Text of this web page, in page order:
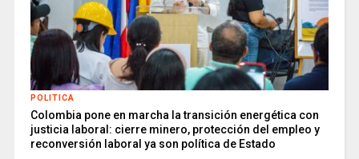
POLITICA
Colombia pone en marcha la transición energética con
justicia laboral: cierre minero, protección del empleo y
reconversión laboral ya son política de Estado